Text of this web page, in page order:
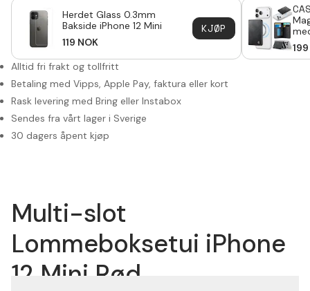
Herdet Glass 0.3mm
Bakside iPhone 12 Mini
119 NOK
KJØP
199
Alltid fri frakt og tollfritt
Betaling med Vipps, Apple Pay, faktura eller kort
Rask levering med Bring eller Instabox
Sendes fra vårt lager i Sverige
30 dagers åpent kjøp
Multi-slot
Lommeboksetui iPhone
12 Mini Rød